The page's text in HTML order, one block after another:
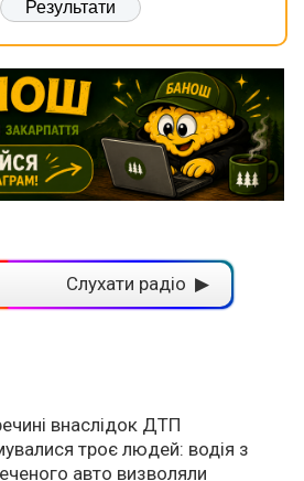
Слухати радіо ▶
внаслідок ДТП
троє людей: водія з
авто визволяли